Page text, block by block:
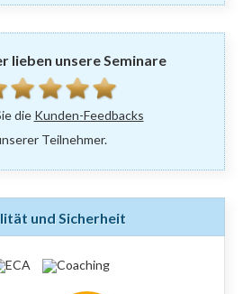
lieben unsere Seminare
die Kunden-Feedbacks
Teilnehmer.
und Sicherheit